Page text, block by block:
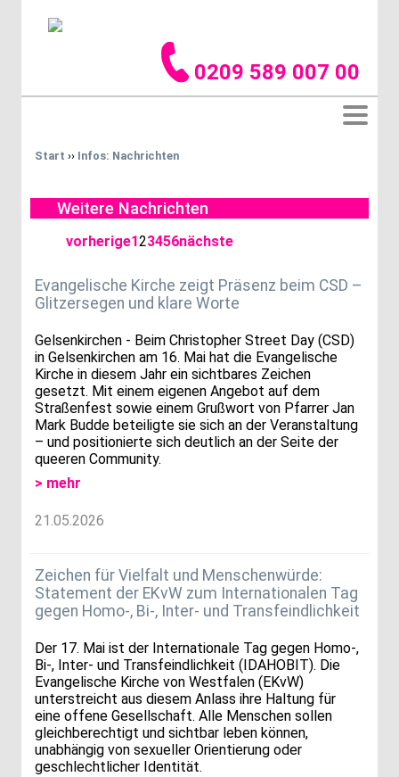
0209 589 007 00
Start ›› Infos: Nachrichten
Weitere Nachrichten
vorherige123456nächste
Evangelische Kirche zeigt Präsenz beim CSD –
Glitzersegen und klare Worte
Gelsenkirchen - Beim Christopher Street Day (CSD)
in Gelsenkirchen am 16. Mai hat die Evangelische
Kirche in diesem Jahr ein sichtbares Zeichen
gesetzt. Mit einem eigenen Angebot auf dem
Straßenfest sowie einem Grußwort von Pfarrer Jan
Mark Budde beteiligte sie sich an der Veranstaltung
– und positionierte sich deutlich an der Seite der
queeren Community.
> mehr
21.05.2026
Zeichen für Vielfalt und Menschenwürde:
Statement der EKvW zum Internationalen Tag
gegen Homo-, Bi-, Inter- und Transfeindlichkeit
Der 17. Mai ist der Internationale Tag gegen Homo-,
Bi-, Inter- und Transfeindlichkeit (IDAHOBIT). Die
Evangelische Kirche von Westfalen (EKvW)
unterstreicht aus diesem Anlass ihre Haltung für
eine offene Gesellschaft. Alle Menschen sollen
gleichberechtigt und sichtbar leben können,
unabhängig von sexueller Orientierung oder
geschlechtlicher Identität.